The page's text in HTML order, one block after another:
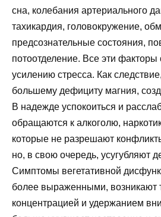
сна, колебания артериального
тахикардия, головокружение,
предсознательные состояния,
потоотделение. Все эти факторы
усилению стресса. Как
большему дефициту магния,
В надежде успокоиться и
обращаются к алкоголю,
которые не разрешают
но, в свою очередь, усугубляют
Симптомы вегетативной
более выраженными, возникают
концентрацией и удержанием